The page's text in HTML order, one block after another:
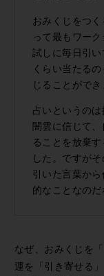
おみくじをつ
って最もワー
試しに毎日引
くらい当たる
じることができ
占いというの
闇雲に信じて
ることを放棄
した。ですが
引いた言葉か
的なことなのだ
なぜ、おみくじを
運を「引き寄せる